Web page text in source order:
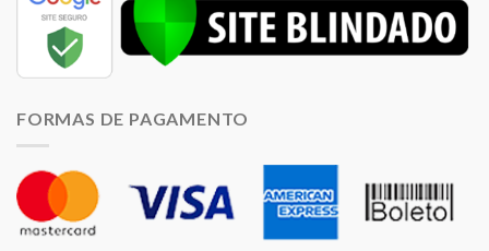
FORMAS DE PAGAMENTO